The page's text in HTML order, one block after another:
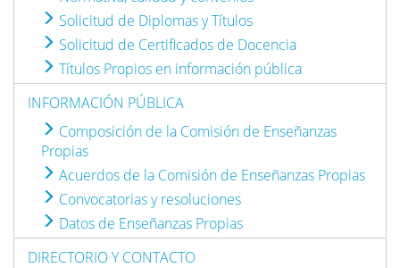
Solicitud de Diplomas y Títulos
Solicitud de Certificados de Docencia
Títulos Propios en información pública
INFORMACIÓN PÚBLICA
Composición de la Comisión de Enseñanzas
Propias
Acuerdos de la Comisión de Enseñanzas Propias
Convocatorias y resoluciones
Datos de Enseñanzas Propias
DIRECTORIO Y CONTACTO